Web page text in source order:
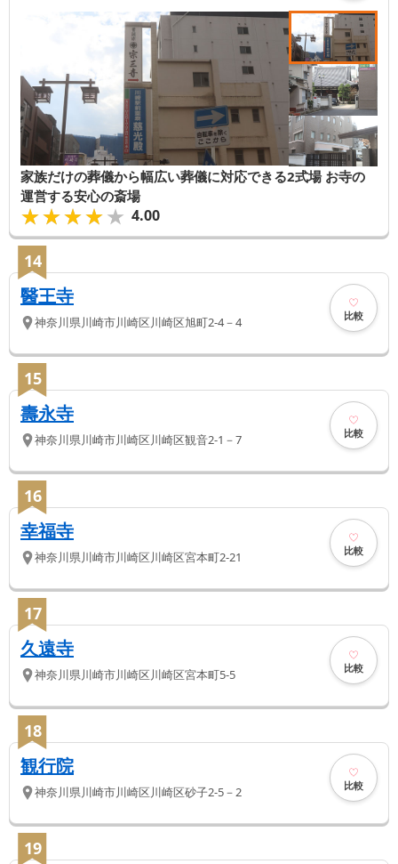
家族だけの葬儀から幅広い葬儀に対応できる2式場 お寺の
運営する安心の斎場
★★★★★
★★★★★ 4.00
14
醫王寺
神奈川県川崎市川崎区川崎区旭町2-4－4 比較
15
壽永寺
神奈川県川崎市川崎区川崎区観音2-1－7 比較
16
幸福寺
神奈川県川崎市川崎区川崎区宮本町2-21 比較
17
久遠寺
神奈川県川崎市川崎区川崎区宮本町5-5 比較
18
観行院
神奈川県川崎市川崎区川崎区砂子2-5－2 比較
19